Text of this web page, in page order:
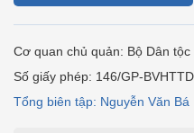
Cơ quan chủ quản: Bộ Dân
Số giấy phép: 146/GP-
Tổng biên tập: Nguyễn Văn Bá